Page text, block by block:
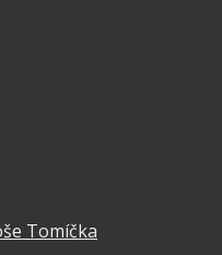
Tomíčka